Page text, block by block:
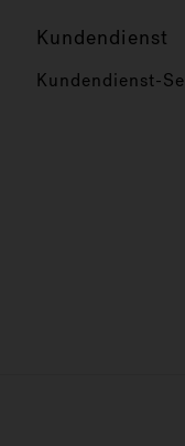
Kundendienst
Kundendienst-